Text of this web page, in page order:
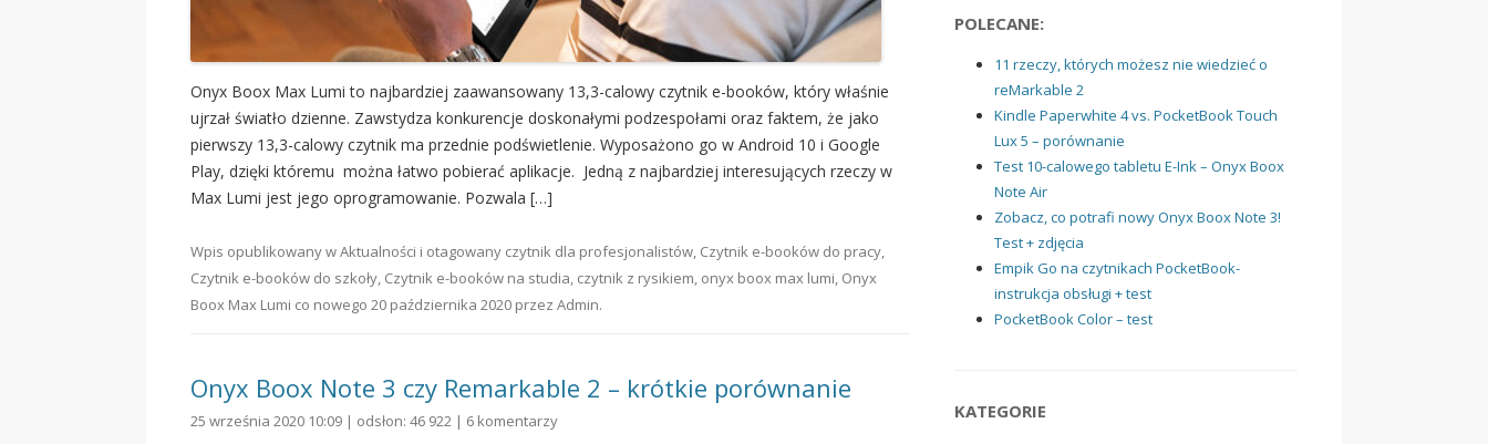
Onyx Boox Max Lumi to najbardziej zaawansowany 13,3-calowy czytnik e-booków, który właśnie
ujrzał światło dzienne. Zawstydza konkurencje doskonałymi podzespołami oraz faktem, że jako
pierwszy 13,3-calowy czytnik ma przednie podświetlenie. Wyposażono go w Android 10 i Google
Play, dzięki któremu można łatwo pobierać aplikacje. Jedną z najbardziej interesujących rzeczy w
Max Lumi jest jego oprogramowanie. Pozwala […]
Wpis opublikowany wAktualności i otagowany czytnik dla profesjonalistów, Czytnik e-booków do pracy,
Czytnik e-booków do szkoły, Czytnik e-booków na studia, czytnik z rysikiem, onyx boox max lumi, Onyx
Boox Max Lumi co nowego 20 października 2020 przez Admin.
Onyx Boox Note 3 czy Remarkable 2 – krótkie porównanie
25 września 2020 10:09 | odsłon: 46 922 | 6 komentarzy
POLECANE:
11 rzeczy, których możesz nie wiedzieć o
reMarkable 2
Kindle Paperwhite 4 vs. PocketBook Touch
Lux 5 – porównanie
Test 10-calowego tabletu E-Ink – Onyx Boox
Note Air
Zobacz, co potrafi nowy Onyx Boox Note 3!
Test + zdjęcia
Empik Go na czytnikach PocketBook-
instrukcja obsługi + test
PocketBook Color – test
KATEGORIE